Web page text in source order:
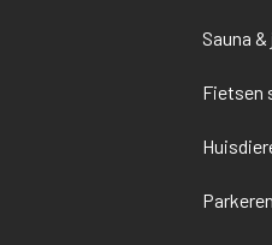
Sauna
Fietsen
Parkeren